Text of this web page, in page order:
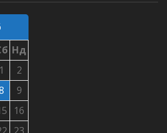
Нд
1
2
9
16